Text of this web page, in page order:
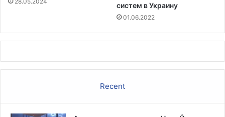
е
с
систем в Украину
01.06.2022
Recent